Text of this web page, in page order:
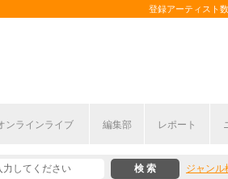
登録アーティスト
ンラインライブ 編集部 レポート
ジャンル